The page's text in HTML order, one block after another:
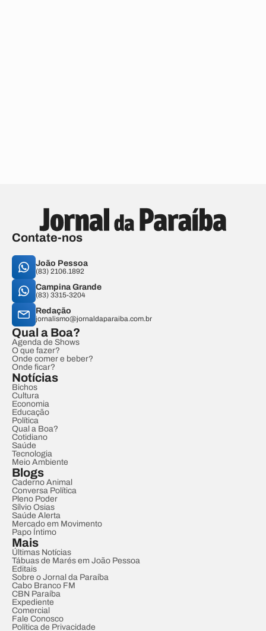
Contate-nos
João Pessoa
(83) 2106.1892
Campina Grande
(83) 3315-3204
Redação
jornalismo@jornaldaparaiba.com.br
Qual a Boa?
Agenda de Shows
O que fazer?
Onde comer e beber?
Onde ficar?
Notícias
Bichos
Cultura
Economia
Educação
Política
Qual a Boa?
Cotidiano
Saúde
Tecnologia
Meio Ambiente
Blogs
Caderno Animal
Conversa Política
Pleno Poder
Sílvio Osias
Saúde Alerta
Mercado em Movimento
Papo Íntimo
Mais
Últimas Notícias
Tábuas de Marés em João Pessoa
Editais
Sobre o Jornal da Paraíba
Cabo Branco FM
CBN Paraíba
Expediente
Comercial
Fale Conosco
Política de Privacidade